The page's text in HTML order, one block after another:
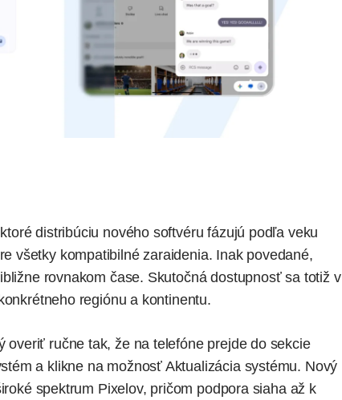
distribúciu nového softvéru fázujú podľa veku
všetky kompatibilné zaraidenia. Inak povedané,
rovnakom čase. Skutočná dostupnosť sa totiž v
regiónu a kontinentu.
overiť ručne tak, že na telefóne prejde do sekcie
a klikne na možnosť Aktualizácia systému. Nový
spektrum Pixelov, pričom podpora siaha až k